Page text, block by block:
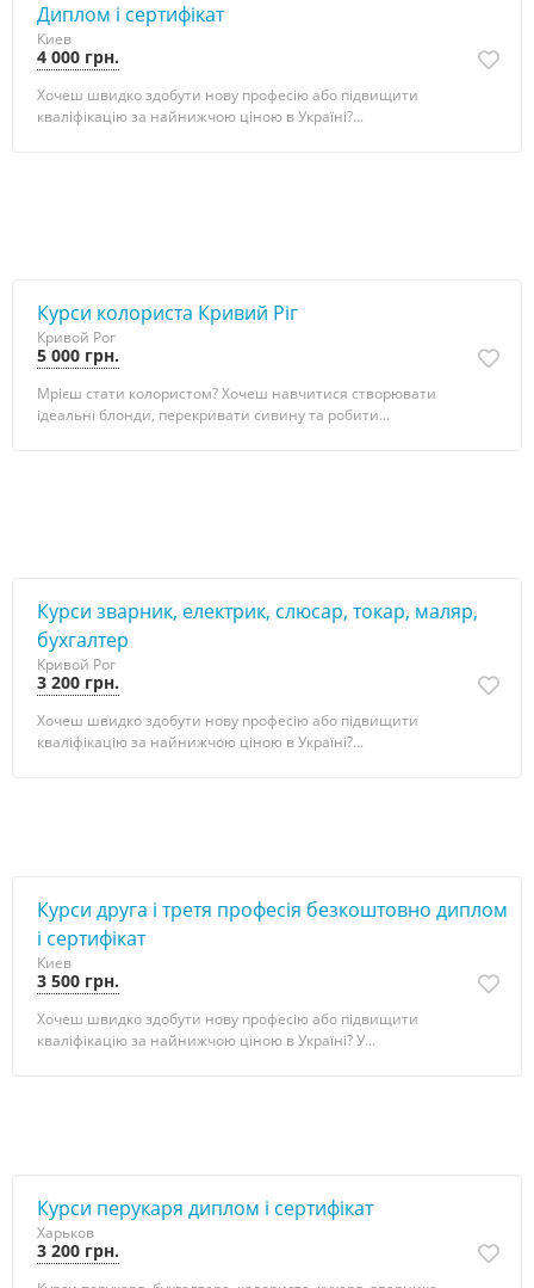
Диплом і сертифікат
Киев
4 000 грн.
Хочеш швидко здобути нову професію або підвищити
кваліфікацію за найнижчою ціною в Україні?...
Курси колориста Кривий Ріг
Кривой Рог
5 000 грн.
Мрієш стати колористом? Хочеш навчитися створювати
ідеальні блонди, перекривати сивину та робити...
Курси зварник, електрик, слюсар, токар, маляр,
бухгалтер
Кривой Рог
3 200 грн.
Хочеш швидко здобути нову професію або підвищити
кваліфікацію за найнижчою ціною в Україні?...
Курси друга і третя професія безкоштовно диплом
і сертифікат
Киев
3 500 грн.
Хочеш швидко здобути нову професію або підвищити
кваліфікацію за найнижчою ціною в Україні? У...
Курси перукаря диплом і сертифікат
Харьков
3 200 грн.